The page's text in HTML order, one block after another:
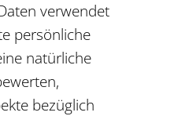
verwendet
persönliche
natürliche
bezüglich